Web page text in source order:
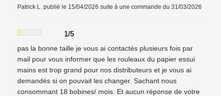
Patrick L. publié le 15/04/2026 suite à une commande du 31/03/2026
1/5
pas la bonne taille je vous ai contactés plusieurs fois par
mail pour vous informer que les rouleaux du papier essui
mains est trop grand pour nos distributeurs et je vous ai
demandés si on pouvait les changer. Sachant nous
consommant 18 bobines/ mois. Et aucun réponse de votre